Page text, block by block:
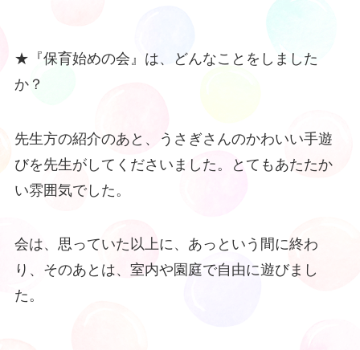
★『保育始めの会』は、どんなことをしました
か？
先生方の紹介のあと、うさぎさんのかわいい手遊
びを先生がしてくださいました。とてもあたたか
い雰囲気でした。
会は、思っていた以上に、あっという間に終わ
り、そのあとは、室内や園庭で自由に遊びまし
た。